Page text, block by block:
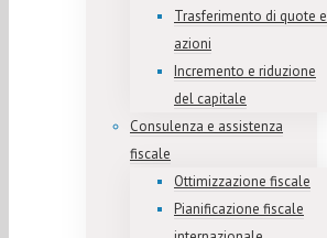
Trasferimento di quote e
azioni
Incremento e riduzione
del capitale
Consulenza e assistenza
fiscale
Ottimizzazione fiscale
Pianificazione fiscale